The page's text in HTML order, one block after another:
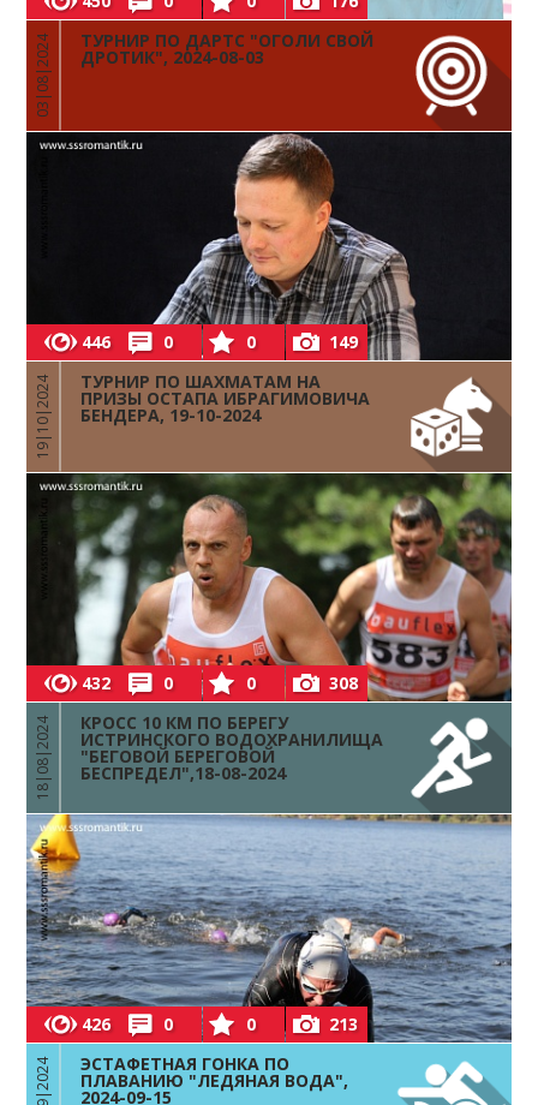
03|08|2024 ТУРНИР ПО ДАРТС "ОГОЛИ СВОЙ
ДРОТИК", 2024-08-03
446 0 0 149
19|10|2024 ТУРНИР ПО ШАХМАТАМ НА
ПРИЗЫ ОСТАПА ИБРАГИМОВИЧА
БЕНДЕРА, 19-10-2024
432 0 0 308
18|08|2024 КРОСС 10 КМ ПО БЕРЕГУ
ИСТРИНСКОГО ВОДОХРАНИЛИЩА
"БЕГОВОЙ БЕРЕГОВОЙ
БЕСПРЕДЕЛ",18-08-2024
426 0 0 213
ЭСТАФЕТНАЯ ГОНКА ПО
ПЛАВАНИЮ "ЛЕДЯНАЯ ВОДА",
2024-09-15